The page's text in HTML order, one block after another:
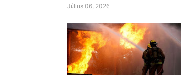
Július 06, 2026